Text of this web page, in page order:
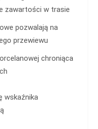
zawartości w trasie
pozwalają na
przewiewu
chroniąca
wskaźnika